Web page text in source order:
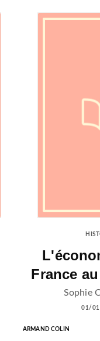
France
Sophie
01/
ARMAND COLIN